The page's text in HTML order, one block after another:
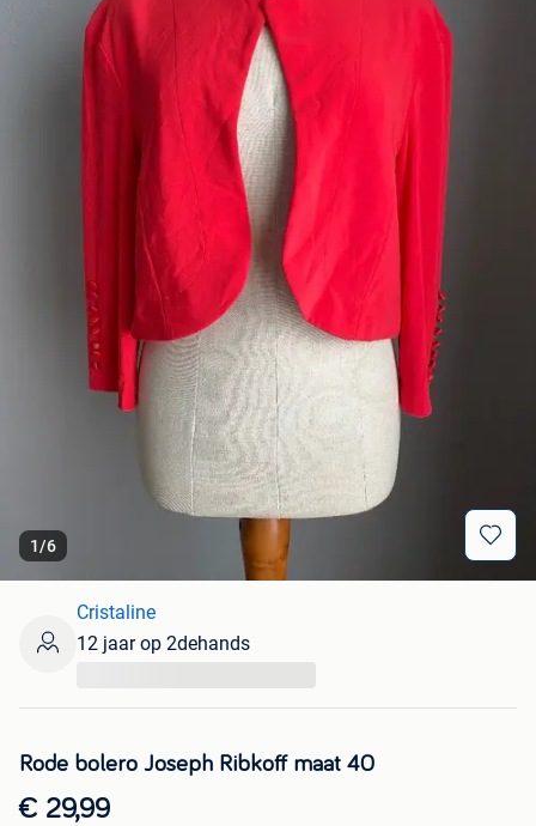
1/6
Rode bolero Joseph Ribkoff maat 40
€ 29,99
Cristaline
12 jaar op 2dehands